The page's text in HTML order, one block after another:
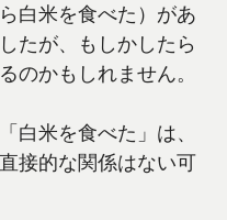
白米を食べた）があ
たが、もしかしたら
のかもしれません。
白米を食べた」は、
接的な関係はない可